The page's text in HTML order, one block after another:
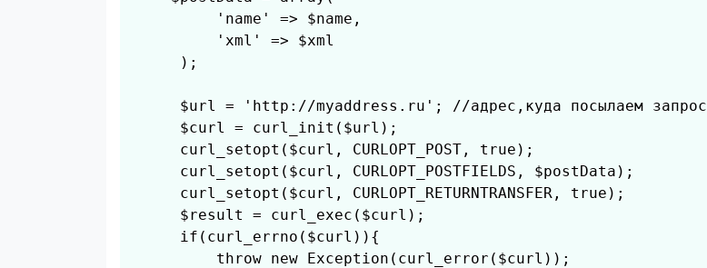
         'name' => $name,
         'xml' => $xml
     );
     $url = 'http://myaddress.ru'; //адрес,куда посылаем запрос
     $curl = curl_init($url);
     curl_setopt($curl, CURLOPT_POST, true);
     curl_setopt($curl, CURLOPT_POSTFIELDS, $postData);
     curl_setopt($curl, CURLOPT_RETURNTRANSFER, true);
     $result = curl_exec($curl);
     if(curl_errno($curl)){
         throw new Exception(curl_error($curl));